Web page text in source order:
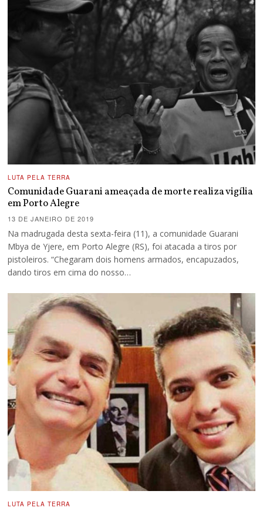
LUTA PELA TERRA
Comunidade Guarani ameaçada de morte realiza vigília
em Porto Alegre
13 DE JANEIRO DE 2019
Na madrugada desta sexta-feira (11), a comunidade Guarani
Mbya de Yjere, em Porto Alegre (RS), foi atacada a tiros por
pistoleiros. “Chegaram dois homens armados, encapuzados,
dando tiros em cima do nosso…
LUTA PELA TERRA